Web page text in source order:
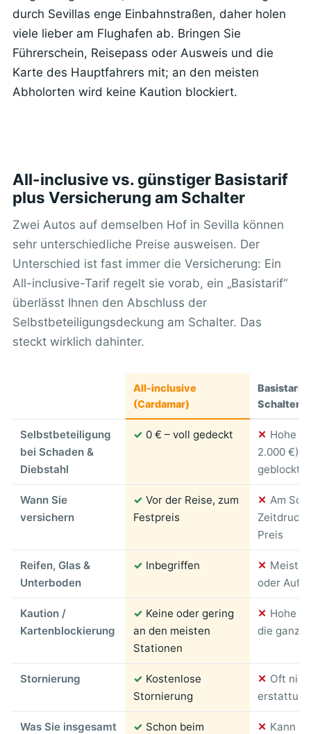
durch Sevillas enge Einbahnstraßen, daher holen
viele lieber am Flughafen ab. Bringen Sie
Führerschein, Reisepass oder Ausweis und die
Karte des Hauptfahrers mit; an den meisten
Abholorten wird keine Kaution blockiert.
All-inclusive vs. günstiger Basistarif
plus Versicherung am Schalter
Zwei Autos auf demselben Hof in Sevilla können
sehr unterschiedliche Preise ausweisen. Der
Unterschied ist fast immer die Versicherung: Ein
All-inclusive-Tarif regelt sie vorab, ein „Basistarif“
überlässt Ihnen den Abschluss der
Selbstbeteiligungsdeckung am Schalter. Das
steckt wirklich dahinter.
All-inclusive
(Cardamar)
Basistarif
Selbstbeteiligung
bei Schaden &
Diebstahl
✓ 0 € – voll gedeckt ✕ Hohe
2.000 €),
geblockt
Wann Sie
versichern
✓ Vor der Reise, zum
Festpreis
✕ Am
Preis
Reifen, Glas &
Unterboden
✓ Inbegriffen ✕ Meist
oder
Kaution /
Kartenblockierung
✓ Keine oder gering
an den meisten
Stationen
✕ Hohe
die ganze
Stornierung ✓ Kostenlose
Stornierung
✕ Oft
Was Sie insgesamt
✓ Schon beim
✕ Kann